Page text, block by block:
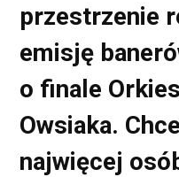
przestrzenie
emisję
o finale
Owsiaka.
najwięcej